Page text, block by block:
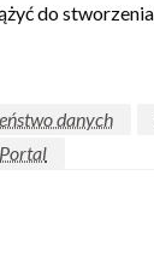
do
danych
Portal